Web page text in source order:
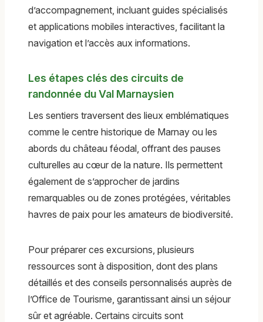
d’accompagnement, incluant guides spécialisés
et applications mobiles interactives, facilitant la
navigation et l’accès aux informations.
Les étapes clés des circuits de
randonnée du Val Marnaysien
Les sentiers traversent des lieux emblématiques
comme le centre historique de Marnay ou les
abords du château féodal, offrant des pauses
culturelles au cœur de la nature. Ils permettent
également de s’approcher de jardins
remarquables ou de zones protégées, véritables
havres de paix pour les amateurs de biodiversité.
Pour préparer ces excursions, plusieurs
ressources sont à disposition, dont des plans
détaillés et des conseils personnalisés auprès de
l’Office de Tourisme, garantissant ainsi un séjour
sûr et agréable. Certains circuits sont